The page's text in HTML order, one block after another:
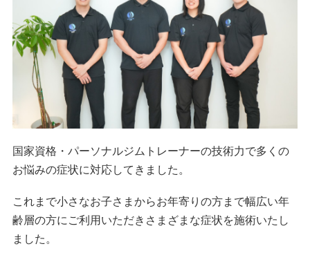
国家資格・パーソナルジムトレーナーの技術力で多くの
お悩みの症状に対応してきました。
これまで小さなお子さまからお年寄りの方まで幅広い年
齢層の方にご利用いただきさまざまな症状を施術いたし
ました。